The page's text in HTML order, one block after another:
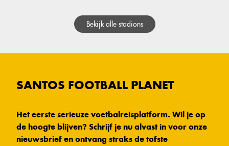
Bekijk alle stadions
SANTOS FOOTBALL PLANET
Het eerste serieuze voetbalreisplatform. Wil je op
de hoogte blijven? Schrijf je nu alvast in voor onze
nieuwsbrief en ontvang straks de tofste